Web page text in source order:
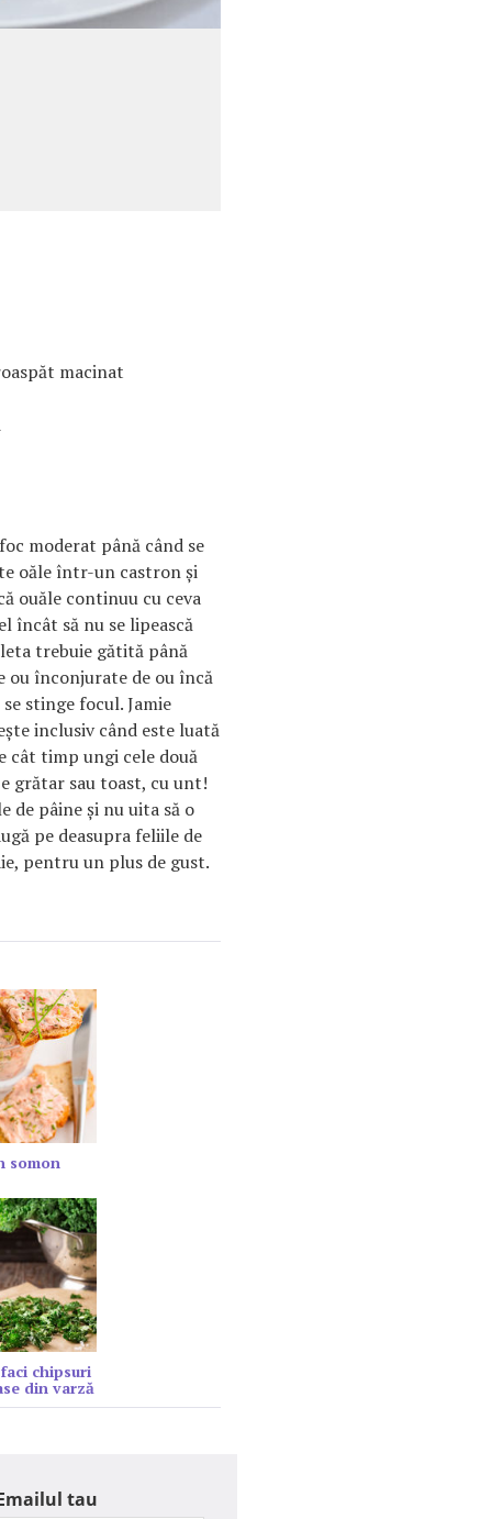
macinat
moderat până când se
oăle într-un castron şi
ouăle continuu cu ceva
încât să nu se lipească
trebuie gătită până
ou înconjurate de ou încă
stinge focul. Jamie
inclusiv când este luată
cât timp ungi cele două
grătar sau toast, cu unt!
de pâine şi nu uita să o
pe deasupra feliile de
pentru un plus de gust.
somon
chipsuri
din varză
tau